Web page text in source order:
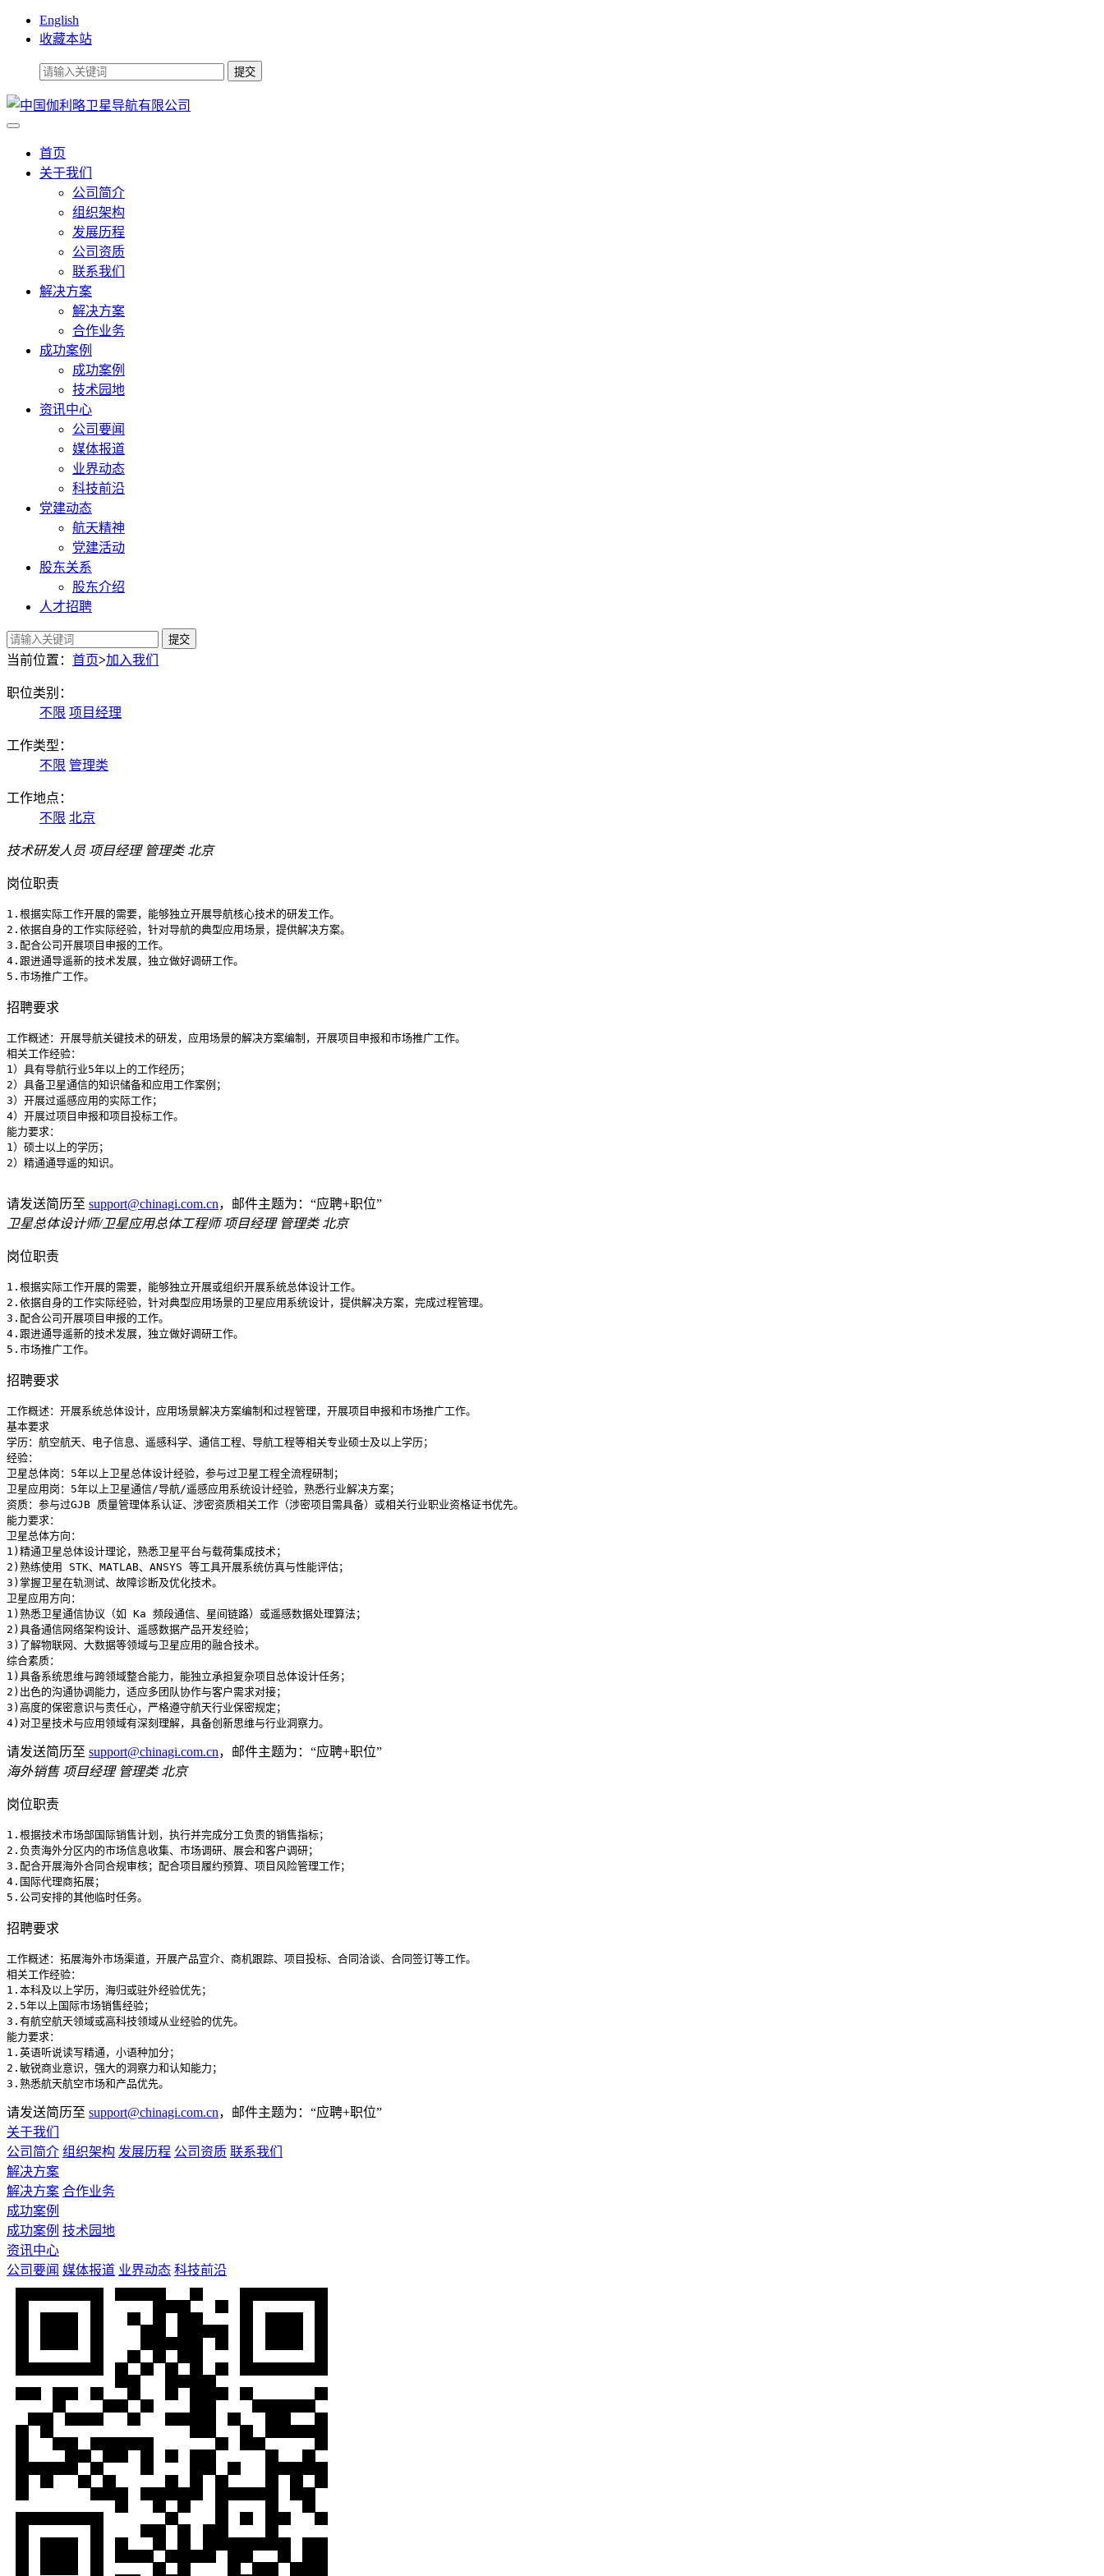
English
收藏本站
首页
关于我们
公司简介
组织架构
发展历程
公司资质
联系我们
解决方案
解决方案
合作业务
成功案例
成功案例
技术园地
资讯中心
公司要闻
媒体报道
业界动态
科技前沿
党建动态
航天精神
党建活动
股东关系
股东介绍
人才招聘
提交
当前位置： 首页>加入我们
职位类别：
不限 项目经理
工作类型：
不限 管理类‌
工作地点：
不限 北京
技术研发人员 项目经理 管理类‌ 北京
岗位职责
1.根据实际工作开展的需要，能够独立开展导航核心技术的研发工作。
2.依据自身的工作实际经验，针对导航的典型应用场景，提供解决方案。
3.配合公司开展项目申报的工作。
4.跟进通导遥新的技术发展，独立做好调研工作。
5.市场推广工作。
招聘要求
工作概述：开展导航关键技术的研发，应用场景的解决方案编制，开展项目申报和市场推广工作。
相关工作经验：
1）具有导航行业5年以上的工作经历；
2）具备卫星通信的知识储备和应用工作案例；
3）开展过遥感应用的实际工作；
4）开展过项目申报和项目投标工作。
能力要求：
1）硕士以上的学历；
2）精通通导遥的知识。
请发送简历至 support@chinagi.com.cn，邮件主题为：“应聘+职位”
卫星总体设计师/卫星应用总体工程师 项目经理 管理类‌ 北京
岗位职责
1.根据实际工作开展的需要，能够独立开展或组织开展系统总体设计工作。
2.依据自身的工作实际经验，针对典型应用场景的卫星应用系统设计，提供解决方案，完成过程管理。
3.配合公司开展项目申报的工作。
4.跟进通导遥新的技术发展，独立做好调研工作。
5.市场推广工作。
招聘要求
工作概述：开展系统总体设计，应用场景解决方案编制和过程管理，开展项目申报和市场推广工作。
基本要求
学历：航空航天、电子信息、遥感科学、通信工程、导航工程等相关专业硕士及以上学历；
经验：
卫星总体岗：5年以上卫星总体设计经验，参与过卫星工程全流程研制；
卫星应用岗：5年以上卫星通信/导航/遥感应用系统设计经验，熟悉行业解决方案；
资质：参与过GJB 质量管理体系认证、涉密资质相关工作（涉密项目需具备）或相关行业职业资格证书优先。
能力要求：
卫星总体方向：
1)精通卫星总体设计理论，熟悉卫星平台与载荷集成技术；
2)熟练使用 STK、MATLAB、ANSYS 等工具开展系统仿真与性能评估；
3)掌握卫星在轨测试、故障诊断及优化技术。
卫星应用方向：
1)熟悉卫星通信协议（如 Ka 频段通信、星间链路）或遥感数据处理算法；
2)具备通信网络架构设计、遥感数据产品开发经验；
3)了解物联网、大数据等领域与卫星应用的融合技术。
综合素质：
1)具备系统思维与跨领域整合能力，能独立承担复杂项目总体设计任务；
2)出色的沟通协调能力，适应多团队协作与客户需求对接；
3)高度的保密意识与责任心，严格遵守航天行业保密规定；
请发送简历至 support@chinagi.com.cn，邮件主题为：“应聘+职位”
海外销售 项目经理 管理类‌ 北京
岗位职责
1.根据技术市场部国际销售计划，执行并完成分工负责的销售指标；
2.负责海外分区内的市场信息收集、市场调研、展会和客户调研；
3.配合开展海外合同合规审核；配合项目履约预算、项目风险管理工作；
4.国际代理商拓展；
5.公司安排的其他临时任务。
招聘要求
工作概述：拓展海外市场渠道，开展产品宣介、商机跟踪、项目投标、合同洽谈、合同签订等工作。
相关工作经验：
1.本科及以上学历，海归或驻外经验优先；
2.5年以上国际市场销售经验；
3.有航空航天领域或高科技领域从业经验的优先。
能力要求：
1.英语听说读写精通，小语种加分；
2.敏锐商业意识，强大的洞察力和认知能力；
3.熟悉航天航空市场和产品优先。
请发送简历至 support@chinagi.com.cn，邮件主题为：“应聘+职位”
关于我们
公司简介 组织架构 发展历程 公司资质 联系我们
解决方案
解决方案 合作业务
成功案例
成功案例 技术园地
资讯中心
公司要闻 媒体报道 业界动态 科技前沿